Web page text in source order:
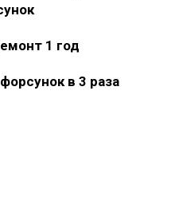
1 год
в 3 раза